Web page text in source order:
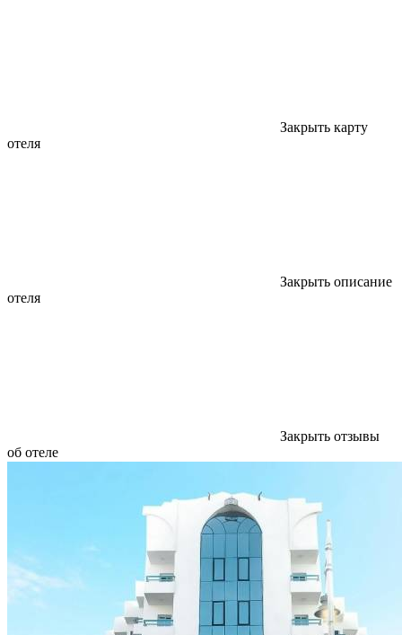
Закрыть карту
отеля
Закрыть описание
отеля
Закрыть отзывы
об отеле